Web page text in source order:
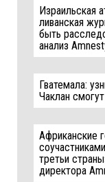
Израильская
ливанская
быть
анализ
Гватемала:
Чаклан
Африканские
третьи
директора